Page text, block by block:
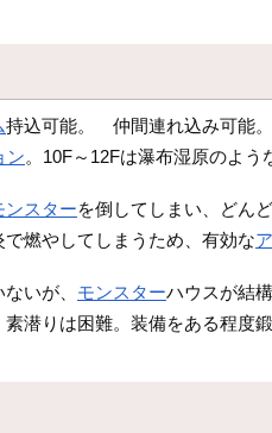
持込可能。 仲間連れ込み可能。
ン。10F～12Fは瀑布湿原のよう
ンスターを倒してしまい、どん
燃やしてしまうため、有効な
いが、 モンスターハウスが結
潜りは困難。装備をある程度